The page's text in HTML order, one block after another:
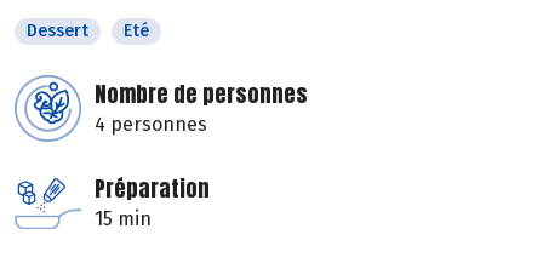
Dessert Eté
Nombre de personnes
4 personnes
Préparation
15 min